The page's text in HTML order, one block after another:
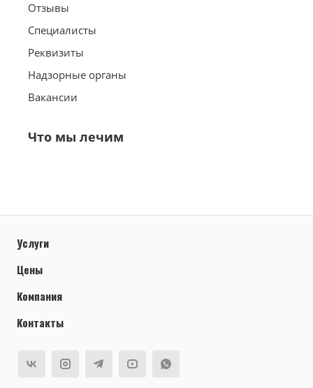
Отзывы
Специалисты
Реквизиты
Надзорные органы
Вакансии
Что мы лечим
Услуги
Цены
Компания
Контакты